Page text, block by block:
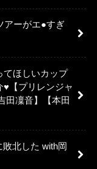
アーがエ●すぎ
てほしいカップ
♥【プリレンジャ
田凜音】【本田
敗北した with岡